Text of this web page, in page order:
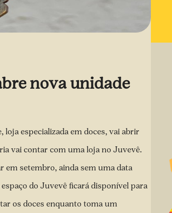
nova unidade
loja especializada em doces, vai abrir
vai contar com uma loja no Juvevê.
em setembro, ainda sem uma data
do Juvevê ficará disponível para
os doces enquanto toma um